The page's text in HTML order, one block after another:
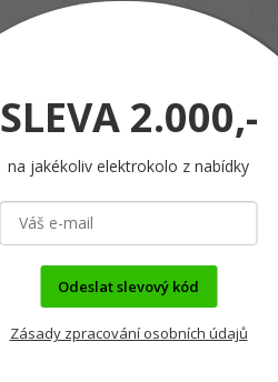
SLEVA 2.000,-
na jakékoliv elektrokolo z nabídky
Odeslat slevový kód
Zásady zpracování osobních údajů